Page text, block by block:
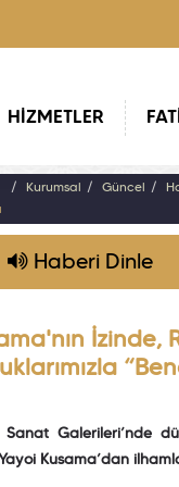
HİZMETLER
Kurumsal Güncel
Haberi Dinle
İzinde,
Sanat Galerileri’nde
Kusama’dan